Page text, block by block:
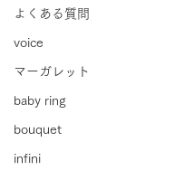
よくある質問
voice
マーガレット
baby ring
bouquet
infini